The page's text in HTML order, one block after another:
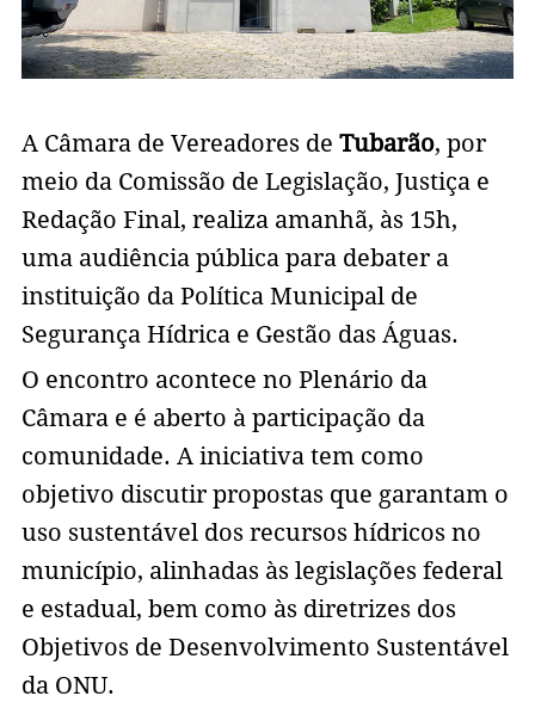
A Câmara de Vereadores de Tubarão, por
meio da Comissão de Legislação, Justiça e
Redação Final, realiza amanhã, às 15h,
uma audiência pública para debater a
instituição da Política Municipal de
Segurança Hídrica e Gestão das Águas.
O encontro acontece no Plenário da
Câmara e é aberto à participação da
comunidade. A iniciativa tem como
objetivo discutir propostas que garantam o
uso sustentável dos recursos hídricos no
município, alinhadas às legislações federal
e estadual, bem como às diretrizes dos
Objetivos de Desenvolvimento Sustentável
da ONU.